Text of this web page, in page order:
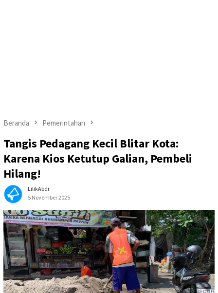
Beranda Pemerintahan
Tangis Pedagang Kecil Blitar Kota:
Karena Kios Ketutup Galian, Pembeli
Hilang!
LilikAbdi
5 November 2025